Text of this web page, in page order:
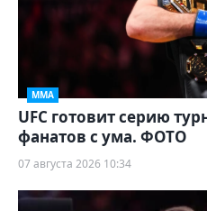
ММА
UFC готовит серию
фанатов с ума. ФОТО
07 августа 2026 10:34